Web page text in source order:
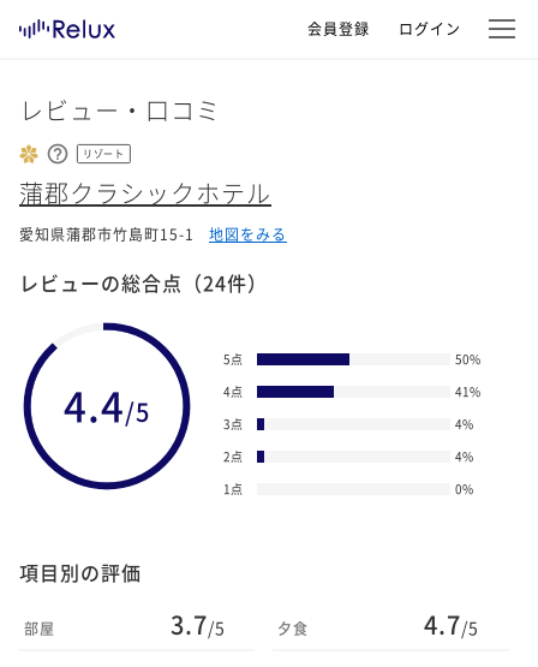
会員登録 ログイン
レビュー・口コミ
リゾート
蒲郡クラシックホテル
愛知県蒲郡市竹島町15-1 地図をみる
レビューの総合点 （24件）
4.4/5
5点 50%
4点
41%
3点
4%
2点
4%
1点
0%
項目別の評価
部屋 3.7/5 夕食 4.7/5